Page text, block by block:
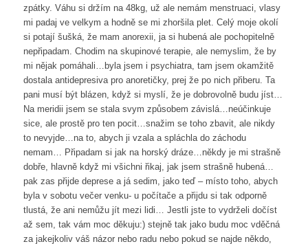
zpátky. Váhu si držím na 48kg, už ale nemám menstruaci, vlasy
mi padaj ve velkym a hodně se mi zhoršila plet. Celý moje okolí
si potají šušká, že mam anorexii, ja si hubená ale pochopitelně
nepřipadam. Chodim na skupinové terapie, ale nemyslim, že by
mi nějak pomáhali…byla jsem i psychiatra, tam jsem okamžitě
dostala antidepresiva pro anoretičky, prej že po nich přiberu. Ta
pani musí být blázen, když si myslí, že je dobrovolně budu jíst…
Na meridii jsem se stala svym způsobem závislá…neúčinkuje
sice, ale prostě pro ten pocit…snažim se toho zbavit, ale nikdy
to nevyjde…na to, abych ji vzala a spláchla do záchodu
nemam… Připadam si jak na horský dráze…někdy je mi strašně
dobře, hlavně když mi všichni řikaj, jak jsem strašně hubená…
pak zas přijde deprese a já sedim, jako teď – místo toho, abych
byla v sobotu večer venku- u počítače a přijdu si tak odporně
tlustá, že ani nemůžu jít mezi lidi… Jestli jste to vydrželi dočíst
až sem, tak vám moc děkuju:) stejně tak jako budu moc vděčná
za jakejkoliv váš názor nebo radu nebo pokud se najde někdo,